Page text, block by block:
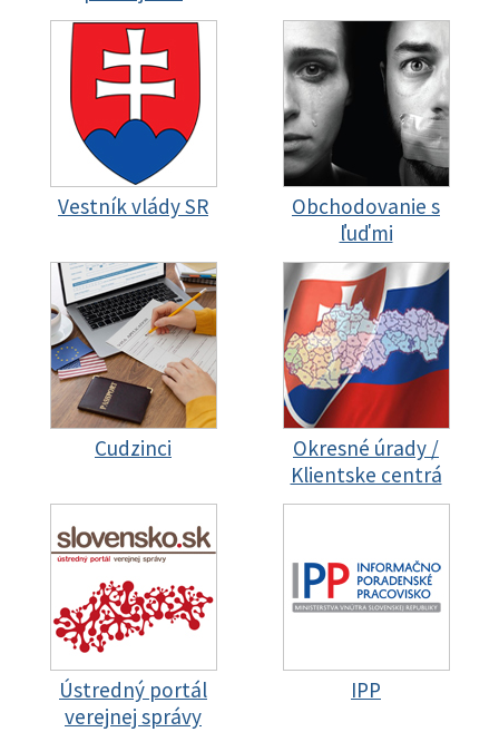
Vestník vlády SR
Obchodovanie s
ľuďmi
Cudzinci
Okresné úrady /
Klientske centrá
Ústredný portál
verejnej správy
IPP